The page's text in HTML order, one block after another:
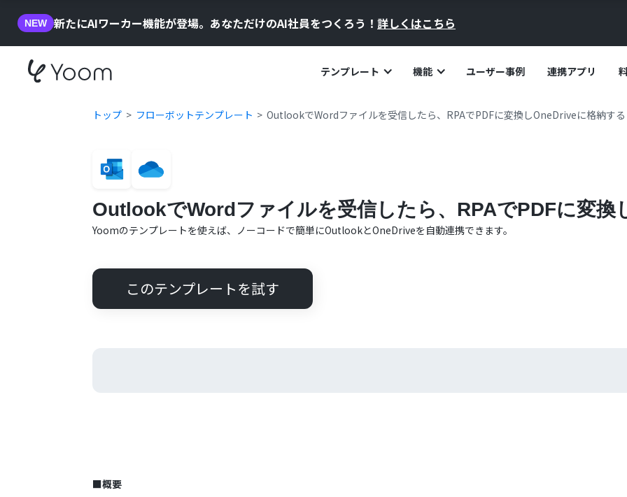
NEW 新たにAIワーカー機能が登場。あなただけのAI社員をつくろう！ 詳しくはこちら
テンプレート 機能 ユーザー事例 連携アプリ
トップ フローボットテンプレート OutlookでWordファイルを受信したら、RPAでPDFに変換しOneDriveに格納する
OutlookでWordファイルを受信したら、RPAでPDFに変換
Yoomのテンプレートを使えば、ノーコードで簡単にOutlookとOneDriveを自動連携できます。
このテンプレートを試す
■概要